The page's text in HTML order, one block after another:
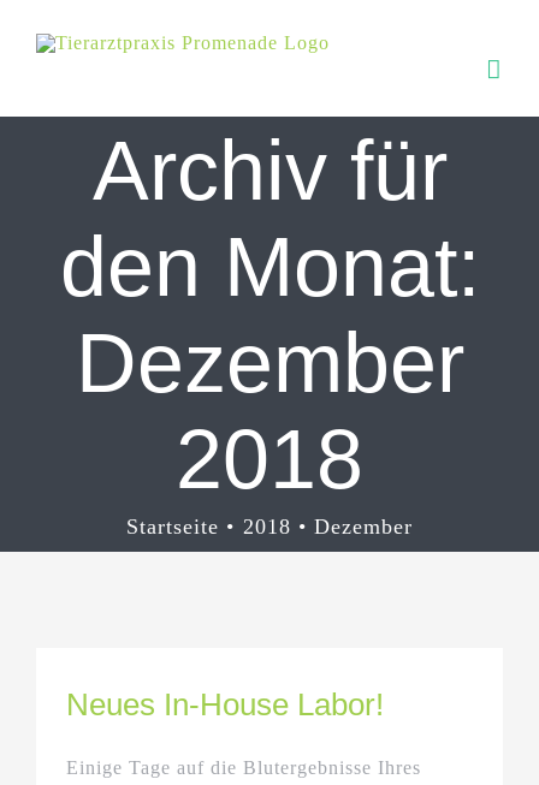
Inhalt
Archiv für
den Monat:
Dezember
2018
Startseite 2018 Dezember
Neues In-House Labor!
Einige Tage auf die Blutergebnisse Ihres